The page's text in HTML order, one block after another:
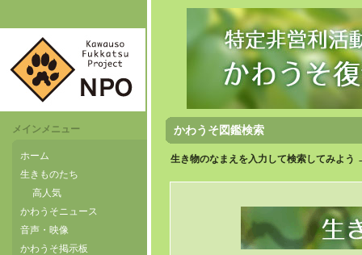
メインメニュー
ホーム
生きものたち
高人気
かわうそニュース
音声・映像
かわうそ掲示板
かわうそ図鑑検索
生き物のなまえを入力して検索してみよう